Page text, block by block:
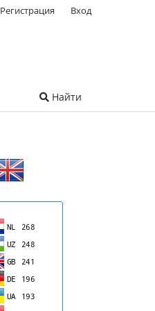
Найти
Регистрация Вход